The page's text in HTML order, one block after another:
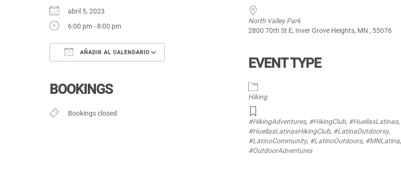
abril 5, 2023
6:00 pm - 8:00 pm
AÑADIR AL CALENDARIO
iCalendar
BOOKINGS
Bookings closed
North Valley Park
2800 70th St E, Inver Grove Heights, MN , 55076
EVENT TYPE
Hiking
#HikingAdventures, #HikingClub, #HuellasLatinas,
#HuellasLatinasHikingClub, #LatinaOutdoorsy,
#LatinoCommunity, #LatinoOutdoors, #MNLatina,
#OutdoorAdventures